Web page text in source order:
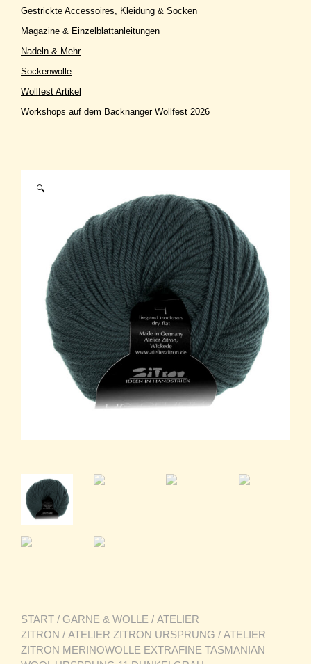
🔍
START / GARNE & WOLLE / ATELIER
ZITRON / ATELIER ZITRON URSPRUNG / ATELIER
ZITRON MERINOWOLLE EXTRAFINE TASMANIAN
Gestrickte Accessoires, Kleidung & Socken
Magazine & Einzelblattanleitungen
Nadeln & Mehr
Sockenwolle
Wollfest Artikel
Workshops auf dem Backnanger Wollfest 2026